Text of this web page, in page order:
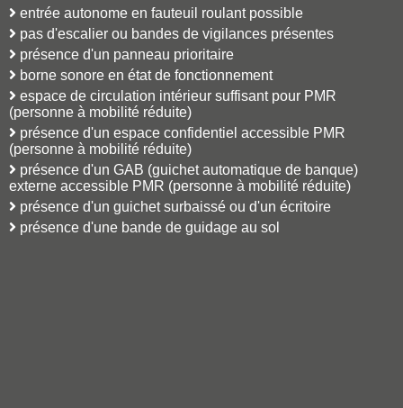
entrée autonome en fauteuil roulant possible
pas d'escalier ou bandes de vigilances présentes
présence d'un panneau prioritaire
borne sonore en état de fonctionnement
espace de circulation intérieur suffisant pour PMR
(personne à mobilité réduite)
présence d'un espace confidentiel accessible PMR
(personne à mobilité réduite)
présence d'un GAB (guichet automatique de banque)
externe accessible PMR (personne à mobilité réduite)
présence d'un guichet surbaissé ou d'un écritoire
présence d'une bande de guidage au sol